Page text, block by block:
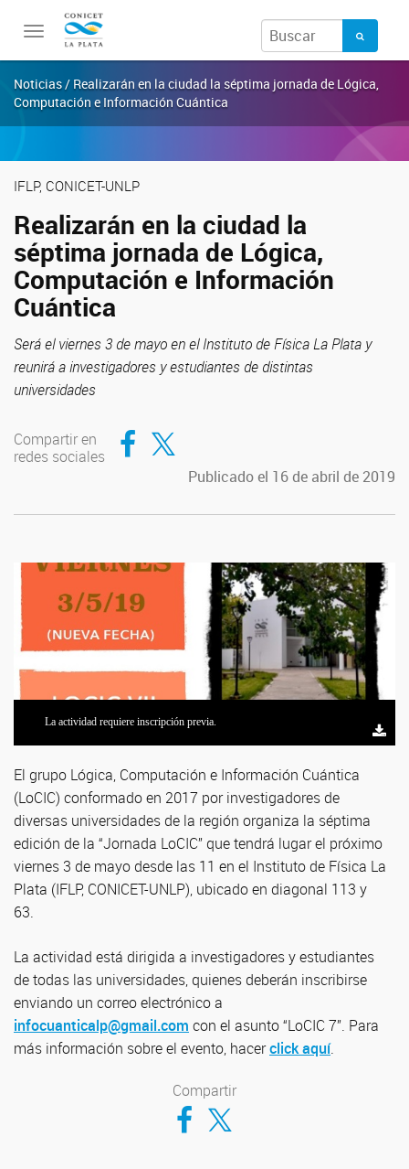
Toggle
navigation
Noticias / Realizarán en la ciudad la séptima jornada de Lógica,
Computación e Información Cuántica
IFLP, CONICET-UNLP
Realizarán en la ciudad la
séptima jornada de Lógica,
Computación e Información
Cuántica
Será el viernes 3 de mayo en el Instituto de Física La Plata y
reunirá a investigadores y estudiantes de distintas
universidades
Compartir en
redes sociales
Compartir en Facebook
Compartir en Twitter
Publicado el 16 de abril de 2019
La actividad requiere inscripción previa.
El grupo Lógica, Computación e Información Cuántica
(LoCIC) conformado en 2017 por investigadores de
diversas universidades de la región organiza la séptima
edición de la “Jornada LoCIC” que tendrá lugar el próximo
viernes 3 de mayo desde las 11 en el Instituto de Física La
Plata (IFLP, CONICET-UNLP), ubicado en diagonal 113 y
63.
La actividad está dirigida a investigadores y estudiantes
de todas las universidades, quienes deberán inscribirse
enviando un correo electrónico a
infocuanticalp@gmail.com con el asunto “LoCIC 7”. Para
más información sobre el evento, hacerclick aquí.
Compartir
Compartir en Facebook
Compartir en Twitter